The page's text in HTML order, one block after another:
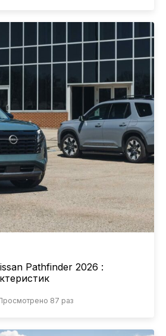
Pathfinder 2026 :
87 раз